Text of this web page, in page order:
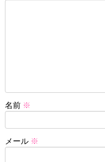
名前 ※
メール ※